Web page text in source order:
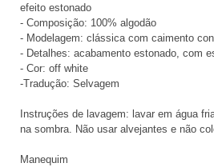
efeito estonado
- Composição: 100% algodão
- Modelagem: clássica com caimento
- Detalhes: acabamento estonado, com
- Cor: off white
-Tradução: Selvagem
Instruções de lavagem: lavar em água
na sombra. Não usar alvejantes e não
Manequim